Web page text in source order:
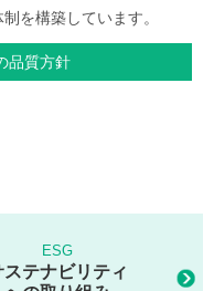
を構築しています。
品質方針
ESG
ステナビリティ